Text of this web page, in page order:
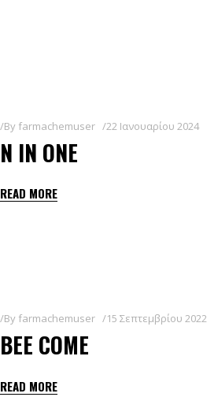
By farmachemuser 22 Ιανουαρίου 2024
N IN ONE
READ MORE
By farmachemuser 15 Σεπτεμβρίου 2022
BEE COME
READ MORE